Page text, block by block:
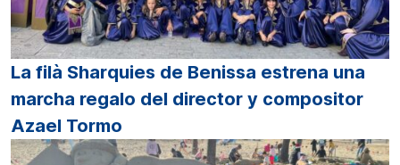
La filà Sharquies de Benissa estrena una
marcha regalo del director y compositor
Azael Tormo